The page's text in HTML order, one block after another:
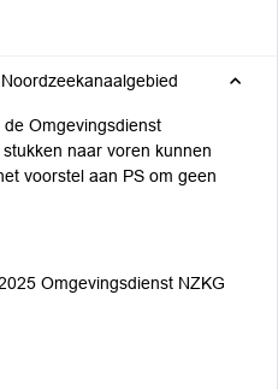
Omgevingsdienst
naar voren kunnen
voorstel aan PS om geen
Omgevingsdienst NZKG